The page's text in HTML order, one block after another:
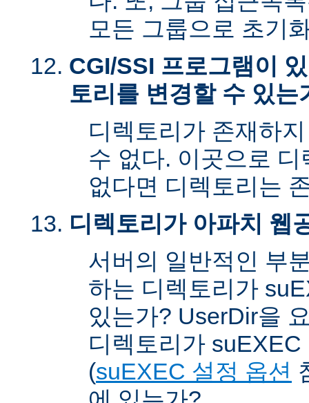
모든 그룹으로 초기
CGI/SSI 프로그램이
토리를 변경할 수 있는
디렉토리가 존재하
수 없다. 이곳으로
없다면 디렉토리는
디렉토리가 아파치 웹
서버의 일반적인 부
하는 디렉토리가
있는가? UserDir을
디렉토리가
(suEXEC 설정 옵션